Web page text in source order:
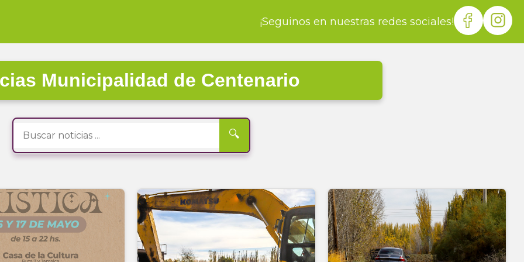
¡Seguinos en nuestras redes sociales!
Municipalidad de Centenario
🔍